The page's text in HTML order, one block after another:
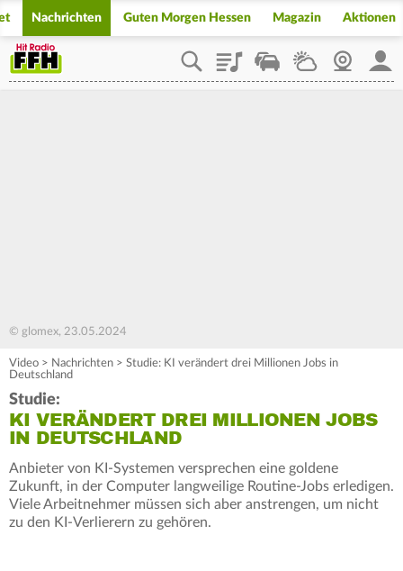
Nachrichten Guten Morgen Hessen Magazin Aktionen
PlaylistStaupilotWetterWebcam
© glomex, 23.05.2024
Video > Nachrichten > Studie: KI verändert drei Millionen Jobs in
Deutschland
Studie:
KI VERÄNDERT DREI MILLIONEN JOBS
IN DEUTSCHLAND
Anbieter von KI-Systemen versprechen eine goldene
Zukunft, in der Computer langweilige Routine-Jobs erledigen.
Viele Arbeitnehmer müssen sich aber anstrengen, um nicht
zu den KI-Verlierern zu gehören.